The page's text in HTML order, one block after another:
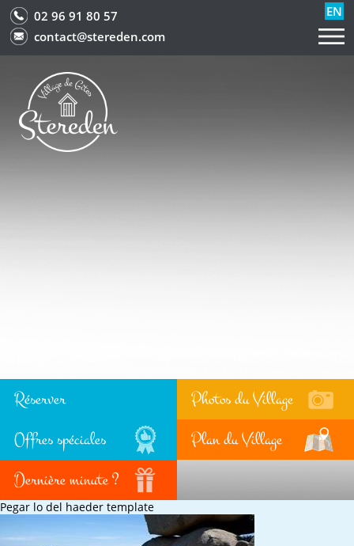
02 96 91 80 57
contact@stereden.com
EN
Réserver
Photos du Village
Offres spéciales
Plan du Village
Dernière minute ?
Pegar lo del haeder template